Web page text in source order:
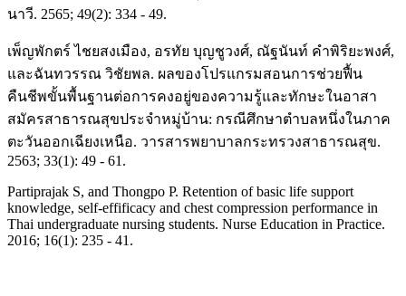
นาวี. 2565; 49(2): 334 - 49.
เพ็ญพักตร์ ไชยสงเมือง, อรทัย บุญชูวงศ์, ณัฐนันท์ คำพิริยะพงศ์,
และฉันทวรรณ วิชัยพล. ผลของโปรแกรมสอนการช่วยฟื้น
คืนชีพขั้นพื้นฐานต่อการคงอยู่ของความรู้และทักษะในอาสา
สมัครสาธารณสุขประจำหมู่บ้าน: กรณีศึกษาตำบลหนึ่งในภาค
ตะวันออกเฉียงเหนือ. วารสารพยาบาลกระทรวงสาธารณสุข.
2563; 33(1): 49 - 61.
Partiprajak S, and Thongpo P. Retention of basic life support
knowledge, self-effificacy and chest compression performance in
Thai undergraduate nursing students. Nurse Education in Practice.
2016; 16(1): 235 - 41.